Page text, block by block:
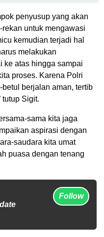
penyusup yang akan
untuk mengawasi
kemudian terjadi hal
melakukan
ke atas hingga sampai
proses. Karena Polri
berjalan aman, tertib
tutup Sigit.
sama kita jaga
aspirasi dengan
saudara kita umat
puasa dengan tenang
Follow